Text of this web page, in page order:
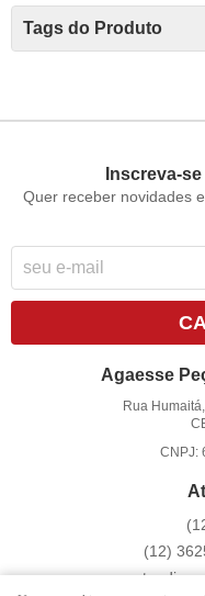
Tags do Produto
Inscreva-
Quer receber novidades
Agaesse
Rua
CNPJ:
(12)